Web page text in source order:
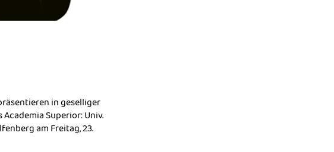
in geselliger
Superior: Univ.
am Freitag, 23.